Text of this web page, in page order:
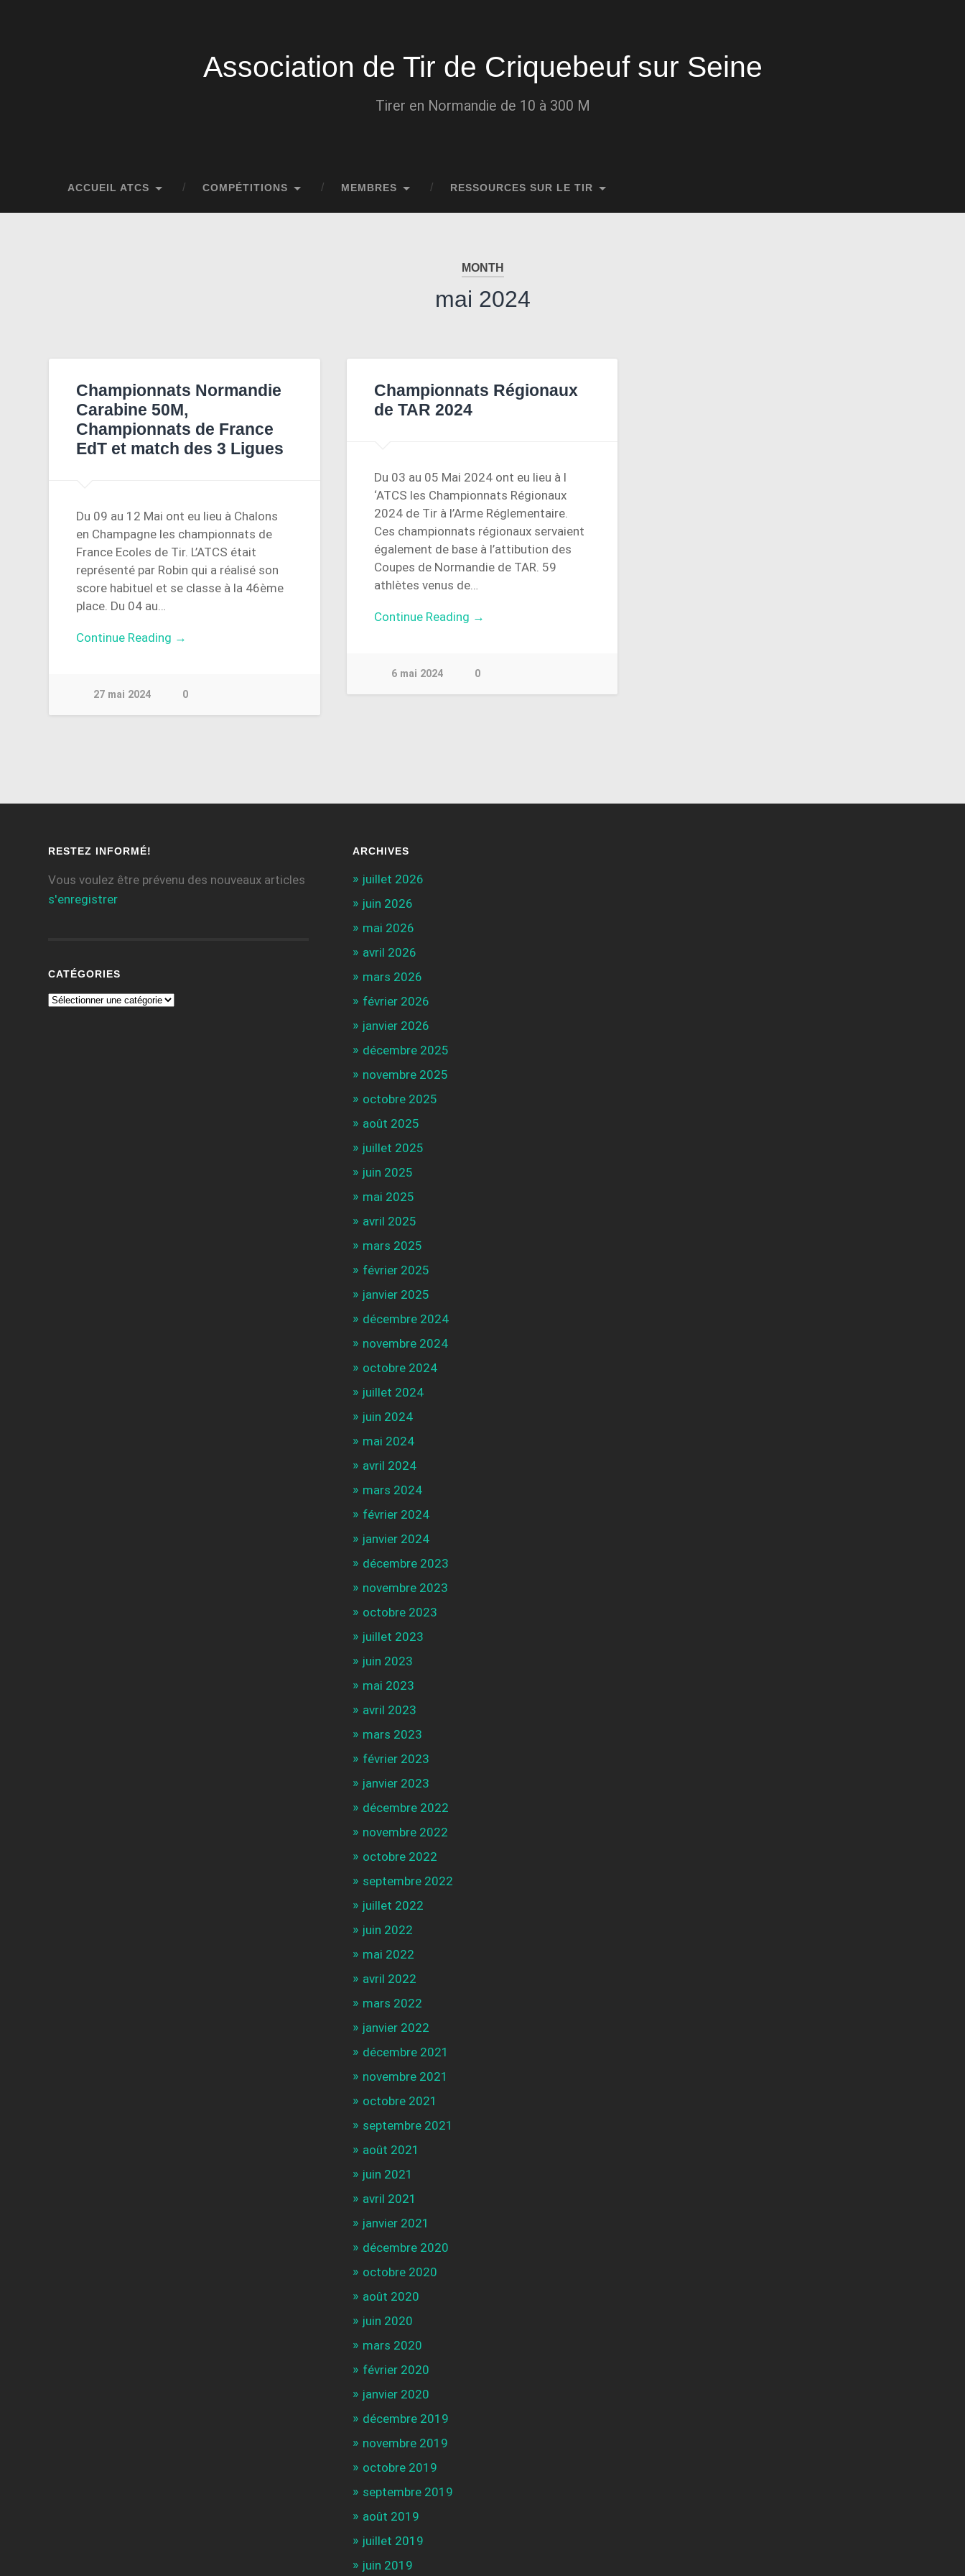
Association de Tir de Criquebeuf sur Seine
Tirer en Normandie de 10 à 300 M
ACCUEIL ATCS COMPÉTITIONS MEMBRES RESSOURCES SUR LE TIR
MONTH
mai 2024
Championnats Normandie
Carabine 50M,
Championnats de France
EdT et match des 3 Ligues
Du 09 au 12 Mai ont eu lieu à Chalons
en Champagne les championnats de
France Ecoles de Tir. L’ATCS était
représenté par Robin qui a réalisé son
score habituel et se classe à la 46ème
place. Du 04 au…
Continue Reading →
27 mai 2024 0
Championnats Régionaux
de TAR 2024
Du 03 au 05 Mai 2024 ont eu lieu à l
‘ATCS les Championnats Régionaux
2024 de Tir à l’Arme Réglementaire.
Ces championnats régionaux servaient
également de base à l’attibution des
Coupes de Normandie de TAR. 59
athlètes venus de…
Continue Reading →
6 mai 2024 0
RESTEZ INFORMÉ!
Vous voulez être prévenu des nouveaux articles
s'enregistrer
CATÉGORIES
ARCHIVES
juillet 2026
juin 2026
mai 2026
avril 2026
mars 2026
février 2026
janvier 2026
décembre 2025
novembre 2025
octobre 2025
août 2025
juillet 2025
juin 2025
mai 2025
avril 2025
mars 2025
février 2025
janvier 2025
décembre 2024
novembre 2024
octobre 2024
juillet 2024
juin 2024
mai 2024
avril 2024
mars 2024
février 2024
janvier 2024
décembre 2023
novembre 2023
octobre 2023
juillet 2023
juin 2023
mai 2023
avril 2023
mars 2023
février 2023
janvier 2023
décembre 2022
novembre 2022
octobre 2022
septembre 2022
juillet 2022
juin 2022
mai 2022
avril 2022
mars 2022
janvier 2022
décembre 2021
novembre 2021
octobre 2021
septembre 2021
août 2021
juin 2021
avril 2021
janvier 2021
décembre 2020
octobre 2020
août 2020
juin 2020
mars 2020
février 2020
janvier 2020
décembre 2019
novembre 2019
octobre 2019
septembre 2019
août 2019
juillet 2019
juin 2019